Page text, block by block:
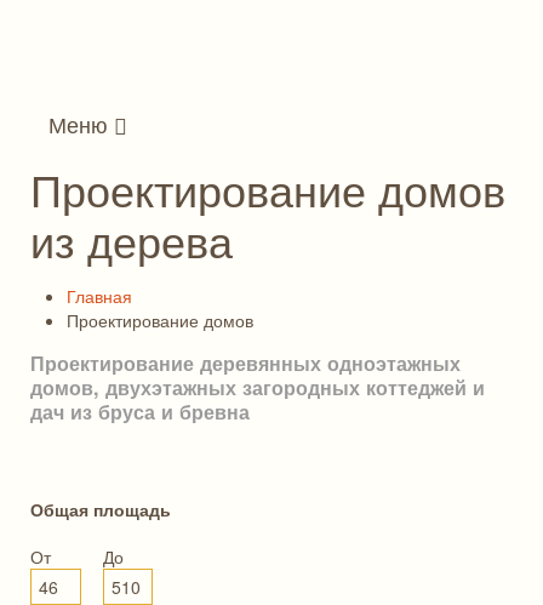
Меню
Проектирование домов
из дерева
Главная
Проектирование домов
Проектирование деревянных одноэтажных
домов, двухэтажных загородных коттеджей и
дач из бруса и бревна
Общая площадь
От
До